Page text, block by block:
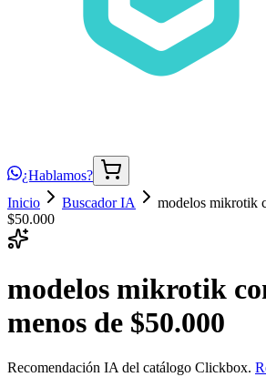
¿Hablamos?
Inicio
Buscador IA
modelos mikrotik
$50.000
modelos mikrotik
menos de $50.000
Recomendación IA del catálogo Clickbox.